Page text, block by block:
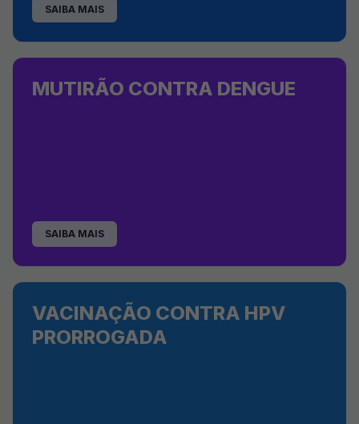
SAIBA MAIS
MUTIRÃO CONTRA DENGUE
SAIBA MAIS
VACINAÇÃO CONTRA HPV
PRORROGADA